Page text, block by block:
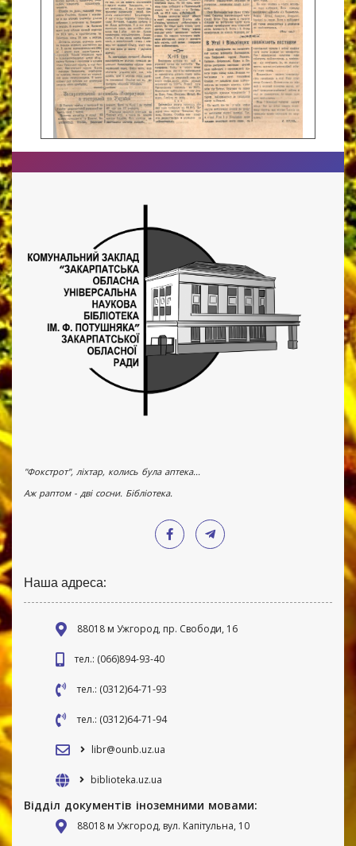
"Фокстрот", ліхтар, колись була аптека...
Аж раптом - дві сосни. Бібліотека.
Наша адреса:
88018 м Ужгород, пр. Свободи, 16
тел.: (066)894-93-40
тел.: (0312)64-71-93
тел.: (0312)64-71-94
libr@ounb.uz.ua
biblioteka.uz.ua
Відділ документів іноземними мовами:
88018 м Ужгород, вул. Капітульна, 10